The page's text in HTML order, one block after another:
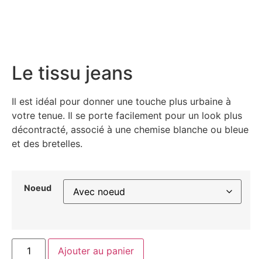
Le tissu jeans
Il est idéal pour donner une touche plus urbaine à
votre tenue. Il se porte facilement pour un look plus
décontracté, associé à une chemise blanche ou bleue
et des bretelles.
Noeud
Ajouter au panier